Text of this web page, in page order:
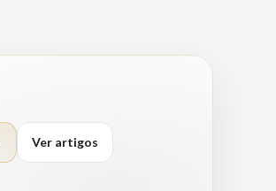
Ver artigos